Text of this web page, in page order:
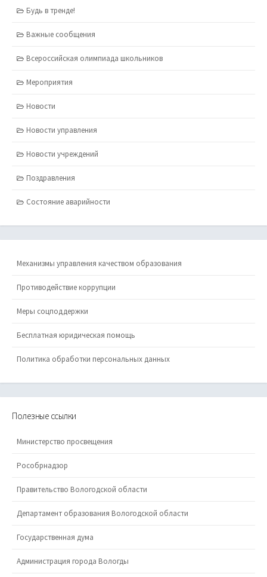
Будь в тренде!
Важные сообщения
Всероссийская олимпиада школьников
Мероприятия
Новости
Новости управления
Новости учреждений
Поздравления
Состояние аварийности
Механизмы управления качеством образования
Противодействие коррупции
Меры соцподдержки
Бесплатная юридическая помощь
Политика обработки персональных данных
Полезные ссылки
Министерство просвещения
Рособрнадзор
Правительство Вологодской области
Департамент образования Вологодской области
Государственная дума
Администрация города Вологды